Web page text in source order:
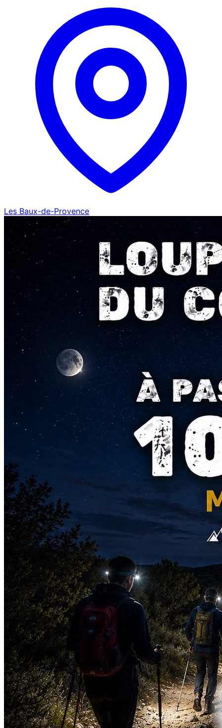
Les Baux-de-Provence